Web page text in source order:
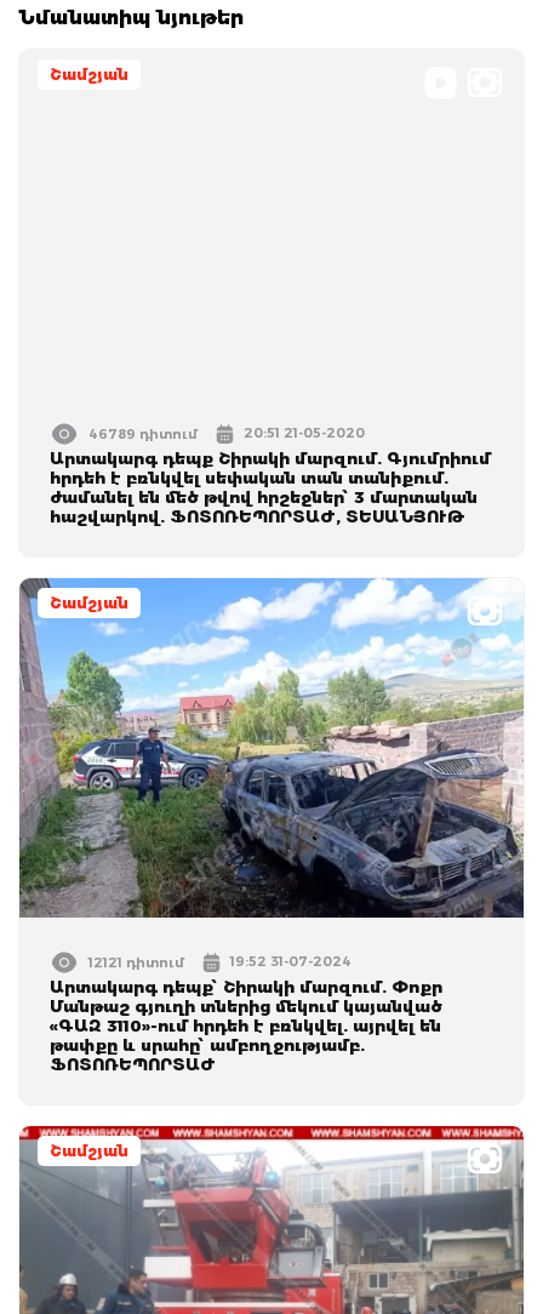
Նմանատիպ նյութեր
Շամշյան
46789 դիտում 20:51 21-05-2020
Արտակարգ դեպք Շիրակի մարզում. Գյումրիում
հրդեհ է բռնկվել սեփական տան տանիքում.
ժամանել են մեծ թվով հրշեջներ՝ 3 մարտական
հաշվարկով. ՖՈՏՈՌԵՊՈՐՏԱԺ, ՏԵՍԱՆՅՈՒԹ
Շամշյան
12121 դիտում 19:52 31-07-2024
Արտակարգ դեպք՝ Շիրակի մարզում. Փոքր
Մանթաշ գյուղի տներից մեկում կայանված
«ԳԱԶ 3110»-ում հրդեհ է բռնկվել. այրվել են
թափքը և սրահը՝ ամբողջությամբ.
ՖՈՏՈՌԵՊՈՐՏԱԺ
Շամշյան